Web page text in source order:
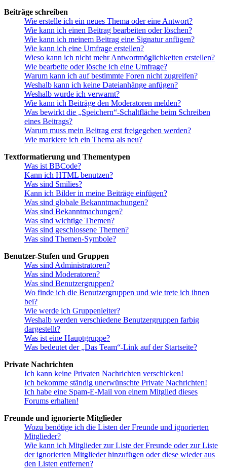
Beiträge schreiben
Wie erstelle ich ein neues Thema oder eine Antwort?
Wie kann ich einen Beitrag bearbeiten oder löschen?
Wie kann ich meinem Beitrag eine Signatur anfügen?
Wie kann ich eine Umfrage erstellen?
Wieso kann ich nicht mehr Antwortmöglichkeiten erstellen?
Wie bearbeite oder lösche ich eine Umfrage?
Warum kann ich auf bestimmte Foren nicht zugreifen?
Weshalb kann ich keine Dateianhänge anfügen?
Weshalb wurde ich verwarnt?
Wie kann ich Beiträge den Moderatoren melden?
Was bewirkt die „Speichern“-Schaltfläche beim Schreiben
eines Beitrags?
Warum muss mein Beitrag erst freigegeben werden?
Wie markiere ich ein Thema als neu?
Textformatierung und Thementypen
Was ist BBCode?
Kann ich HTML benutzen?
Was sind Smilies?
Kann ich Bilder in meine Beiträge einfügen?
Was sind globale Bekanntmachungen?
Was sind Bekanntmachungen?
Was sind wichtige Themen?
Was sind geschlossene Themen?
Was sind Themen-Symbole?
Benutzer-Stufen und Gruppen
Was sind Administratoren?
Was sind Moderatoren?
Was sind Benutzergruppen?
Wo finde ich die Benutzergruppen und wie trete ich ihnen
bei?
Wie werde ich Gruppenleiter?
Weshalb werden verschiedene Benutzergruppen farbig
dargestellt?
Was ist eine Hauptgruppe?
Was bedeutet der „Das Team“-Link auf der Startseite?
Private Nachrichten
Ich kann keine Privaten Nachrichten verschicken!
Ich bekomme ständig unerwünschte Private Nachrichten!
Ich habe eine Spam-E-Mail von einem Mitglied dieses
Forums erhalten!
Freunde und ignorierte Mitglieder
Wozu benötige ich die Listen der Freunde und ignorierten
Mitglieder?
Wie kann ich Mitglieder zur Liste der Freunde oder zur Liste
der ignorierten Mitglieder hinzufügen oder diese wieder aus
den Listen entfernen?